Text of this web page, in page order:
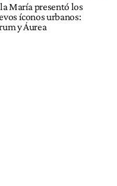
María presentó los
íconos urbanos:
y Áurea